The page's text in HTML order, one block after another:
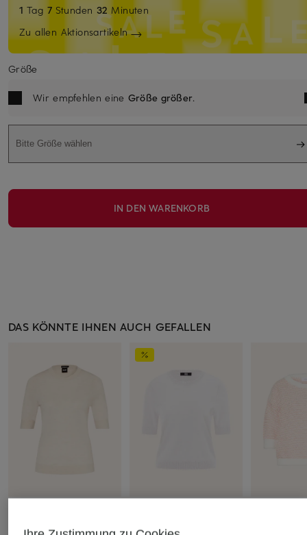
1 Tag 7 Stunden 32 Minuten
Zu allen Aktionsartikeln
Größe
Wir empfehlen eine Größe größer.
Bitte Größe wählen
IN DEN WARENKORB
DAS KÖNNTE IHNEN AUCH GEFALLEN